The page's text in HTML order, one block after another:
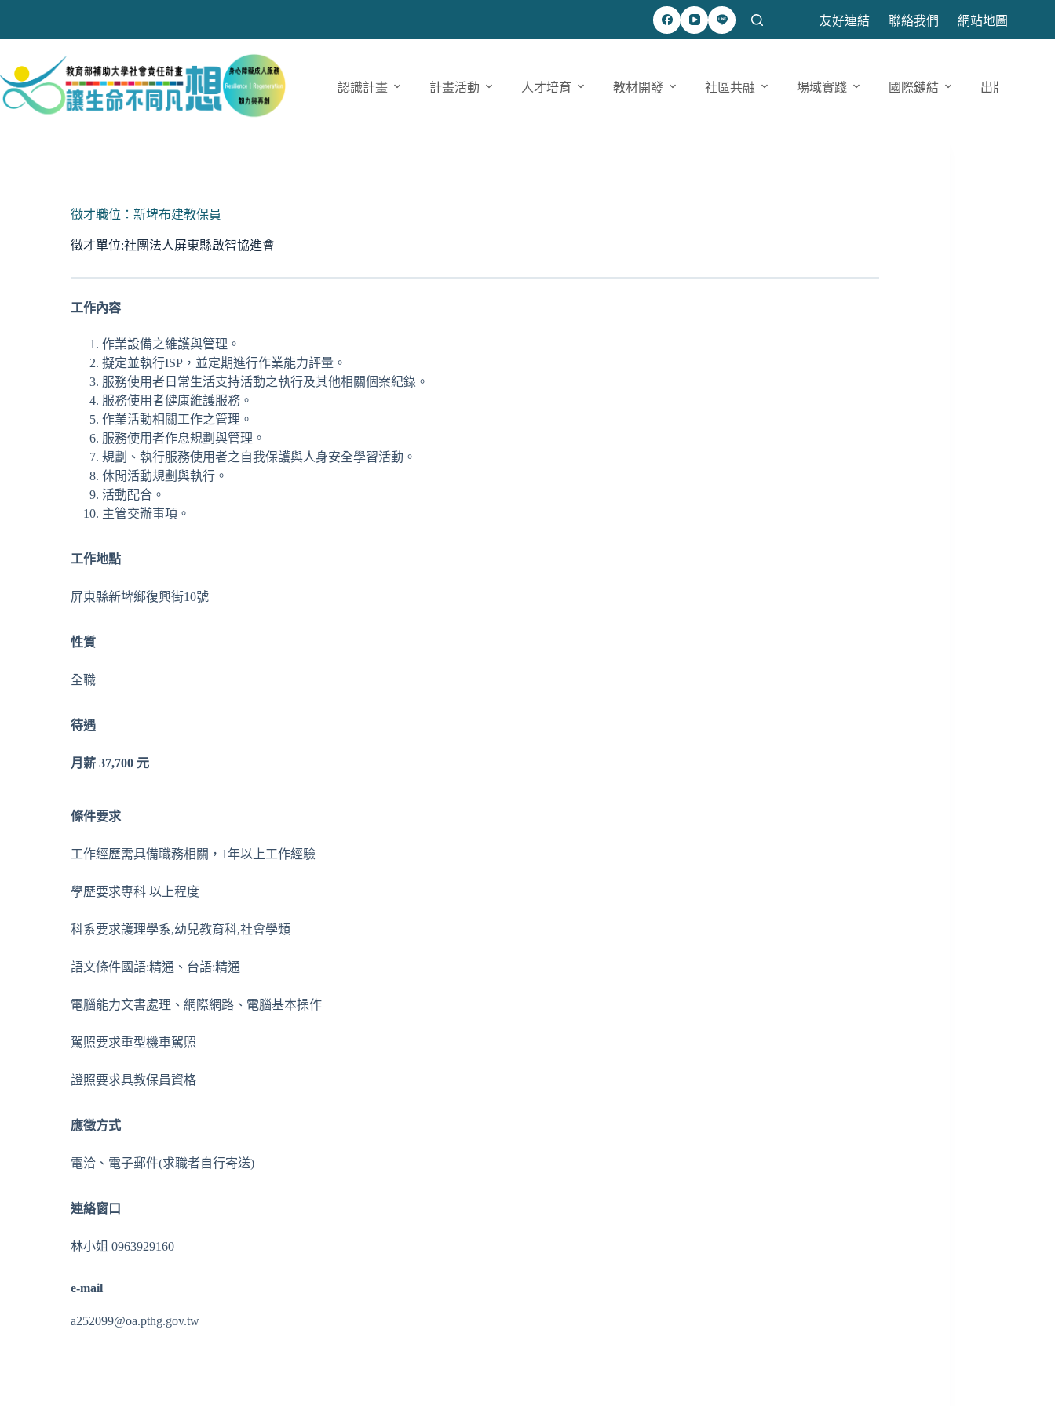
內
容
友好連結 聯絡我們 網站地圖
認識計畫 計畫活動 人才培育 教材開發 社區共融 場域實踐 國際鏈結 出版發表
徵才職位：新埤布建教保員
徵才單位:社團法人屏東縣啟智協進會
工作內容
作業設備之維護與管理。
擬定並執行ISP，並定期進行作業能力評量。
服務使用者日常生活支持活動之執行及其他相關個案紀錄。
服務使用者健康維護服務。
作業活動相關工作之管理。
服務使用者作息規劃與管理。
規劃、執行服務使用者之自我保護與人身安全學習活動。
休閒活動規劃與執行。
活動配合。
主管交辦事項。
工作地點
屏東縣新埤鄉復興街10號
性質
全職
待遇
月薪 37,700 元
條件要求
工作經歷需具備職務相關，1年以上工作經驗
學歷要求專科 以上程度
科系要求護理學系,幼兒教育科,社會學類
語文條件國語:精通、台語:精通
電腦能力文書處理、網際網路、電腦基本操作
駕照要求重型機車駕照
證照要求具教保員資格
應徵方式
電洽、電子郵件(求職者自行寄送)
連絡窗口
林小姐 0963929160
e-mail
a252099@oa.pthg.gov.tw